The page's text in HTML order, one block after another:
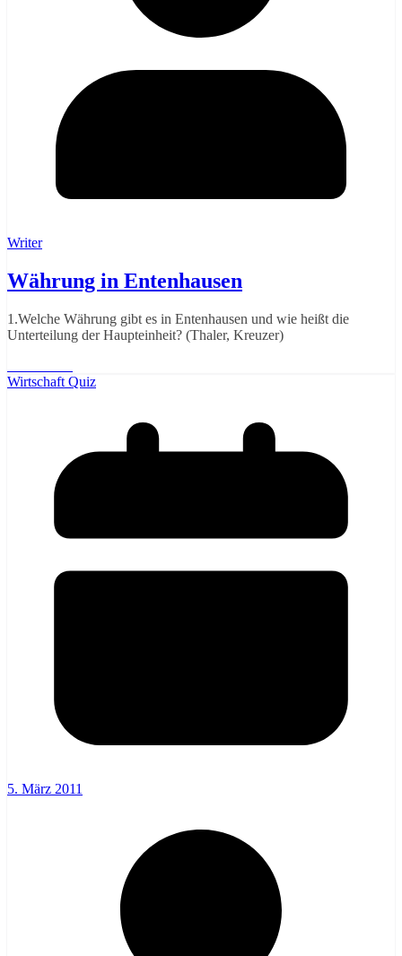
Writer
Währung in Entenhausen
1.Welche Währung gibt es in Entenhausen und wie heißt die
Unterteilung der Haupteinheit? (Thaler, Kreuzer)
Wirtschaft Quiz
5. März 2011